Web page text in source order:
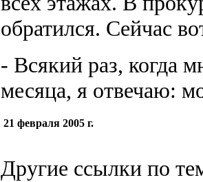
обратился. Сейчас
- Всякий раз, когда
месяца, я отвечаю:
21 февраля 2005 г.
Другие ссылки по